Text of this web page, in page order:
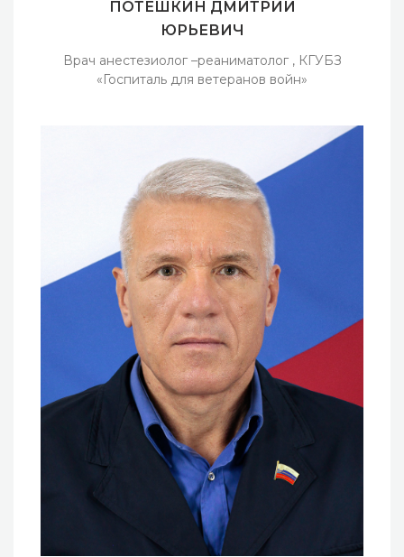
ПОТЕШКИН ДМИТРИЙ
ЮРЬЕВИЧ
Врач анестезиолог –реаниматолог , КГУБЗ
«Госпиталь для ветеранов войн»